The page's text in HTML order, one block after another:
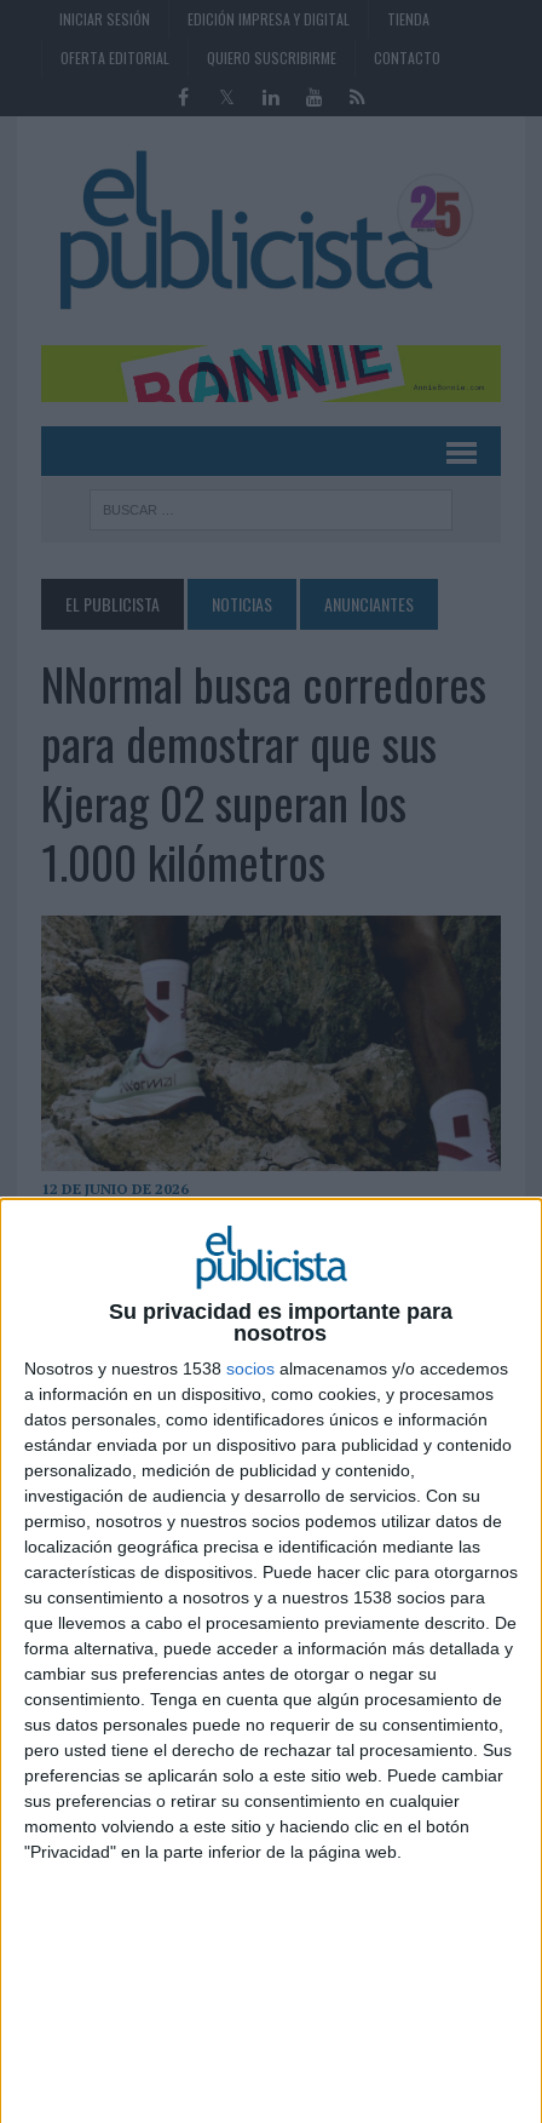
Su privacidad es importante para
nosotros
Nosotros y nuestros 1538 socios almacenamos y/o accedemos
a información en un dispositivo, como cookies, y procesamos
datos personales, como identificadores únicos e información
estándar enviada por un dispositivo para publicidad y contenido
personalizado, medición de publicidad y contenido,
investigación de audiencia y desarrollo de servicios. Con su
permiso, nosotros y nuestros socios podemos utilizar datos de
localización geográfica precisa e identificación mediante las
características de dispositivos. Puede hacer clic para otorgarnos
su consentimiento a nosotros y a nuestros 1538 socios para
que llevemos a cabo el procesamiento previamente descrito. De
forma alternativa, puede acceder a información más detallada y
cambiar sus preferencias antes de otorgar o negar su
consentimiento. Tenga en cuenta que algún procesamiento de
sus datos personales puede no requerir de su consentimiento,
pero usted tiene el derecho de rechazar tal procesamiento. Sus
preferencias se aplicarán solo a este sitio web. Puede cambiar
sus preferencias o retirar su consentimiento en cualquier
momento volviendo a este sitio y haciendo clic en el botón
"Privacidad" en la parte inferior de la página web.
INICIAR SESIÓN EDICIÓN IMPRESA Y DIGITAL
TIENDA
OFERTA EDITORIAL
QUIERO SUSCRIBIRME CONTACTO
EL PUBLICISTA NOTICIAS ANUNCIANTES
NNormal busca corredores
para demostrar que sus
Kjerag 02 superan los
1.000 kilómetros
12 DE JUNIO DE 2026
La marca fundada por Kilian Jornet y
Camper lanza un reto abierto para poner a
prueba, en condiciones reales, la
durabilidad de sus zapatillas de trail
NNormalquiere demostrar que la durabilidad
también puede ser un argumento diferencial en
el equipamiento deportivo. Tras realizar un
estudio con 172 corredores, la marca ha
concluido que su modelo Kjerag 02 alcanza una
vida útil media de 1.096 kilómetros. Ahora, ha
decidido llevar esos resultados del laboratorio al
terreno real.
“Hemos analizado la Kjerag 02 con un enfoque
riguroso, combinando feedback de 172 testers,
análisis visual y modelización estadística. Ahora
queremos contrastar esos resultados con una
prueba real, abierta y transparente”, explica Sito
Luis Salas, CEO de NNormal.
Para ello, la compañía ha puesto en marcha una
convocatoria internacional dirigida a corredores